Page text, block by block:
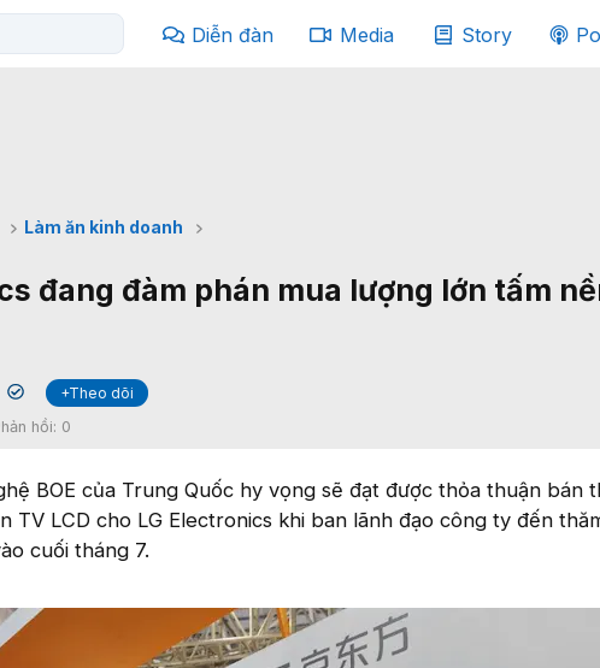
Diễn đàn Media Story
Làm ăn kinh doanh
đang đàm phán mua lượng lớn tấm
✔
+Theo dõi
hồi: 0
BOE của Trung Quốc hy vọng sẽ đạt được thỏa thuận bán
TV LCD cho LG Electronics khi ban lãnh đạo công ty đến
cuối tháng 7.